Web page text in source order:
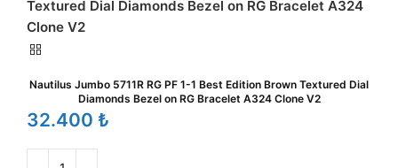
Textured Dial Diamonds Bezel on RG Bracelet A324
Clone V2
Nautilus Jumbo 5711R RG PF 1-1 Best Edition Brown Textured Dial
Diamonds Bezel on RG Bracelet A324 Clone V2
₺